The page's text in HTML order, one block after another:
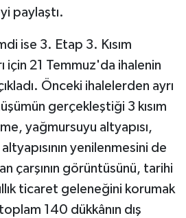
paylaştı.
ise 3. Etap 3. Kısım
için 21 Temmuz'da ihalenin
Önceki ihalelerden ayrı
gerçekleştiği 3 kısım
yağmursuyu altyapısı,
yenilenmesini de
çarşının görüntüsünü, tarihi
ticaret geleneğini korumak
140 dükkânın dış